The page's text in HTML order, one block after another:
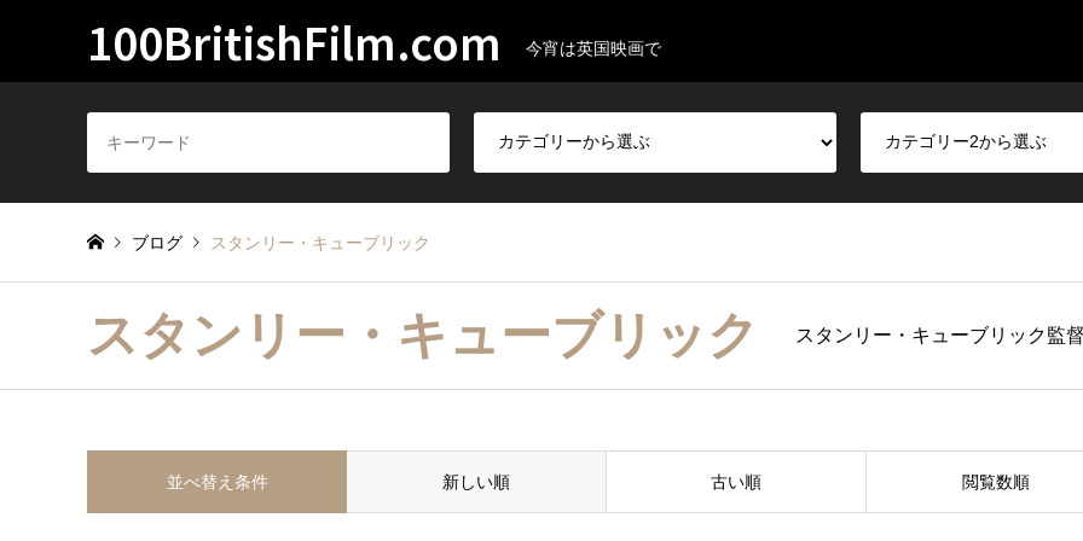
100BritishFilm.com 今宵は英国映画で
ブログ スタンリー・キューブリック
スタンリー・キューブリック スタンリー・キューブリック監
並べ替え条件 新しい順 古い順 閲覧数順